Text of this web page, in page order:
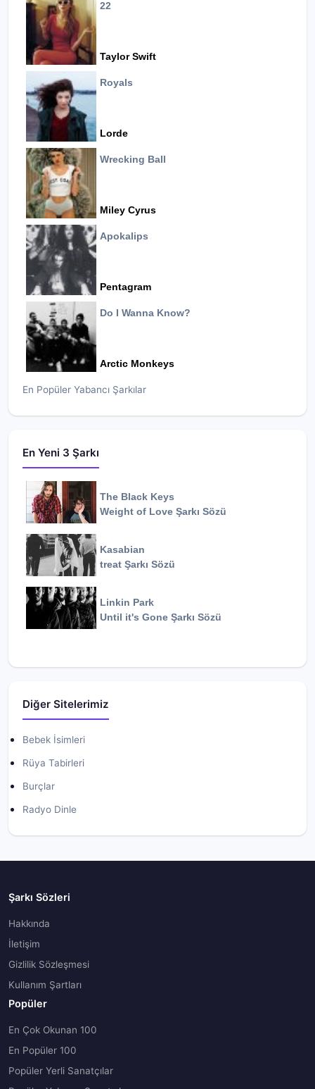
22
Taylor Swift
Royals
Lorde
Wrecking Ball
Miley Cyrus
Apokalips
Pentagram
Do I Wanna Know?
Arctic Monkeys
En Popüler Yabancı Şarkılar
En Yeni 3 Şarkı
The Black Keys
Weight of Love Şarkı Sözü
Kasabian
treat Şarkı Sözü
Linkin Park
Until it's Gone Şarkı Sözü
Diğer Sitelerimiz
Bebek İsimleri
Rüya Tabirleri
Burçlar
Radyo Dinle
Şarkı Sözleri
Hakkında
İletişim
Gizlilik Sözleşmesi
Kullanım Şartları
Popüler
En Çok Okunan 100
En Popüler 100
Popüler Yerli Sanatçılar